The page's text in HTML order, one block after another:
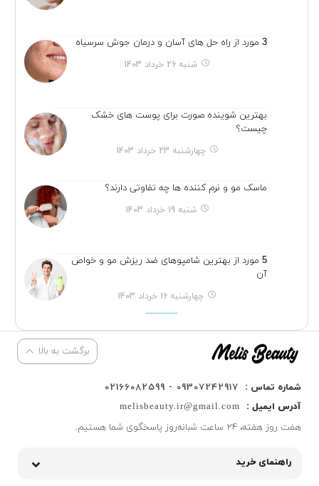
3 مورد از راه حل های آسان و درمان جوش سرسیاه
شنبه 26 خرداد 1403
بهترین شوینده صورت برای پوست های خشک
چیست؟
چهارشنبه 23 خرداد 1403
ماسک مو و نرم کننده ها چه تفاوتی دارند؟
شنبه 19 خرداد 1403
5 مورد از بهترین شامپوهای ضد ریزش مو و خواص
آن
چهارشنبه 16 خرداد 1403
برگشت به بالا
شماره تماس :
09307242917 - 02166082599
آدرس ایمیل :
melisbeauty.ir@gmail.com
هفت روز هفته، ۲۴ ساعت شبانه‌روز پاسخگوی شما هستیم.
راهنمای خرید